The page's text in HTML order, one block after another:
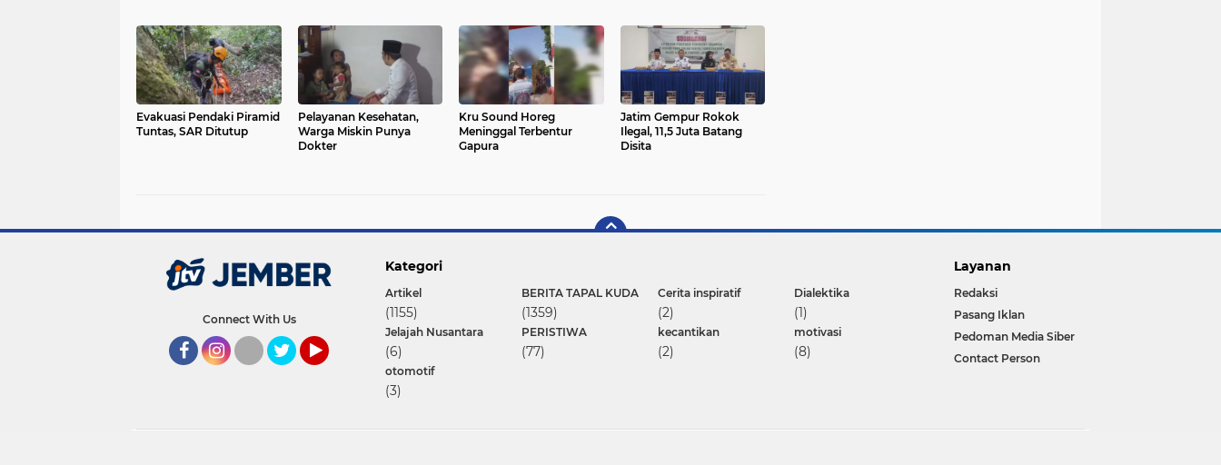
Evakuasi Pendaki Piramid
Tuntas, SAR Ditutup
Pelayanan Kesehatan,
Warga Miskin Punya
Dokter
Kru Sound Horeg
Meninggal Terbentur
Gapura
Jatim Gempur Rokok
Ilegal, 11,5 Juta Batang
Disita
Connect With Us
Kategori
Artikel
(1155)
BERITA TAPAL KUDA
(1359)
Cerita inspiratif
(2)
Dialektika
(1)
Jelajah Nusantara
(6)
PERISTIWA
(77)
kecantikan
(2)
motivasi
(8)
otomotif
(3)
Layanan
Redaksi
Pasang Iklan
Pedoman Media Siber
Contact Person